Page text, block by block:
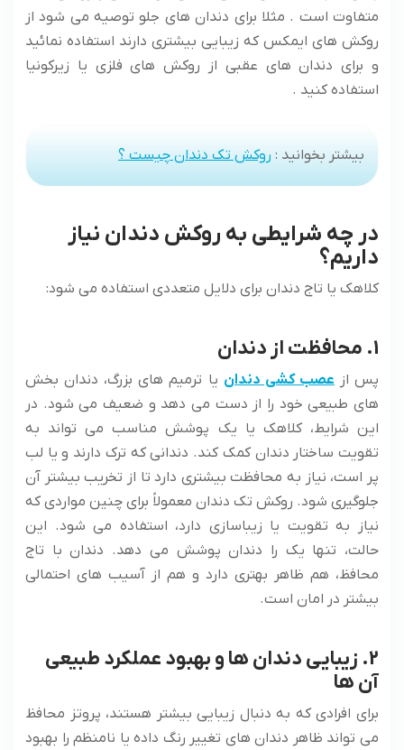
متفاوت است . مثلا برای دندان های جلو توصیه می شود از
روکش های ایمکس که زیبایی بیشتری دارند استفاده نمائید
و برای دندان های عقبی از روکش های فلزی یا زیرکونیا
استفاده کنید .
بیشتر بخوانید : روکش تک دندان چیست ؟
در چه شرایطی به روکش دندان نیاز
داریم؟
کلاهک یا تاج دندان برای دلایل متعددی استفاده می شود:
1. محافظت از دندان
پس از عصب کشی دندان یا ترمیم های بزرگ، دندان بخش
های طبیعی خود را از دست می دهد و ضعیف می شود. در
این شرایط، کلاهک یا یک پوشش مناسب می تواند به
تقویت ساختار دندان کمک کند. دندانی که ترک دارند و یا لب
پر است، نیاز به محافظت بیشتری دارد تا از تخریب بیشتر آن
جلوگیری شود. روکش تک دندان معمولاً برای چنین مواردی که
نیاز به تقویت یا زیباسازی دارد، استفاده می شود. این
حالت، تنها یک را دندان پوشش می دهد. دندان با تاج
محافظ، هم ظاهر بهتری دارد و هم از آسیب های احتمالی
بیشتر در امان است.
2. زیبایی دندان ها و بهبود عملکرد طبیعی
آن ها
برای افرادی که به دنبال زیبایی بیشتر هستند، پروتز محافظ
می تواند ظاهر دندان های تغییر رنگ داده یا نامنظم را بهبود